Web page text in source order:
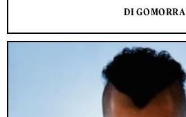
DI GOMORRA